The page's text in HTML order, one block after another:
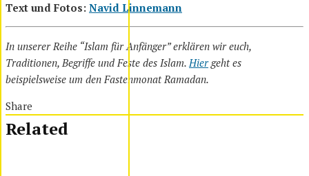
Text und Fotos: Navid Linnemann
In unserer Reihe “Islam für Anfänger” erklären wir euch,
Traditionen, Begriffe und Feste des Islam.Hiergeht es
beispielsweise um den Fastenmonat Ramadan.
Share
Related